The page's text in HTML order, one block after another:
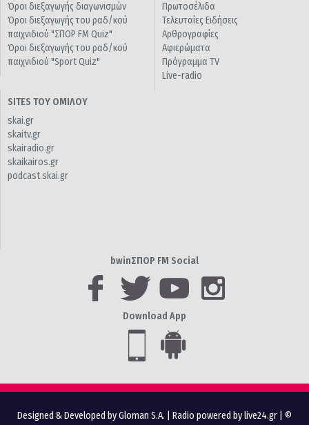
Όροι διεξαγωγής διαγωνισμών
Όροι διεξαγωγής του ραδ/κού
παιχνιδιού "ΣΠΟΡ FM Quiz"
Όροι διεξαγωγής του ραδ/κού
παιχνιδιού "Sport Quiz"
Πρωτοσέλιδα
Τελευταίες Ειδήσεις
Αρθρογραφίες
Αφιερώματα
Πρόγραμμα TV
Live-radio
SITES ΤΟΥ ΟΜΙΛΟΥ
skai.gr
skaitv.gr
skairadio.gr
skaikairos.gr
podcast.skai.gr
bwinΣΠΟΡ FM Social
Download App
Designed & Developed by Gloman S.A. Radio powered by live24.gr | ©